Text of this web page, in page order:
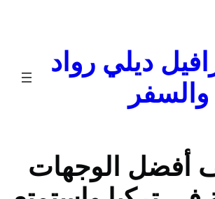
ديلي رواد
أفضل الوجهات